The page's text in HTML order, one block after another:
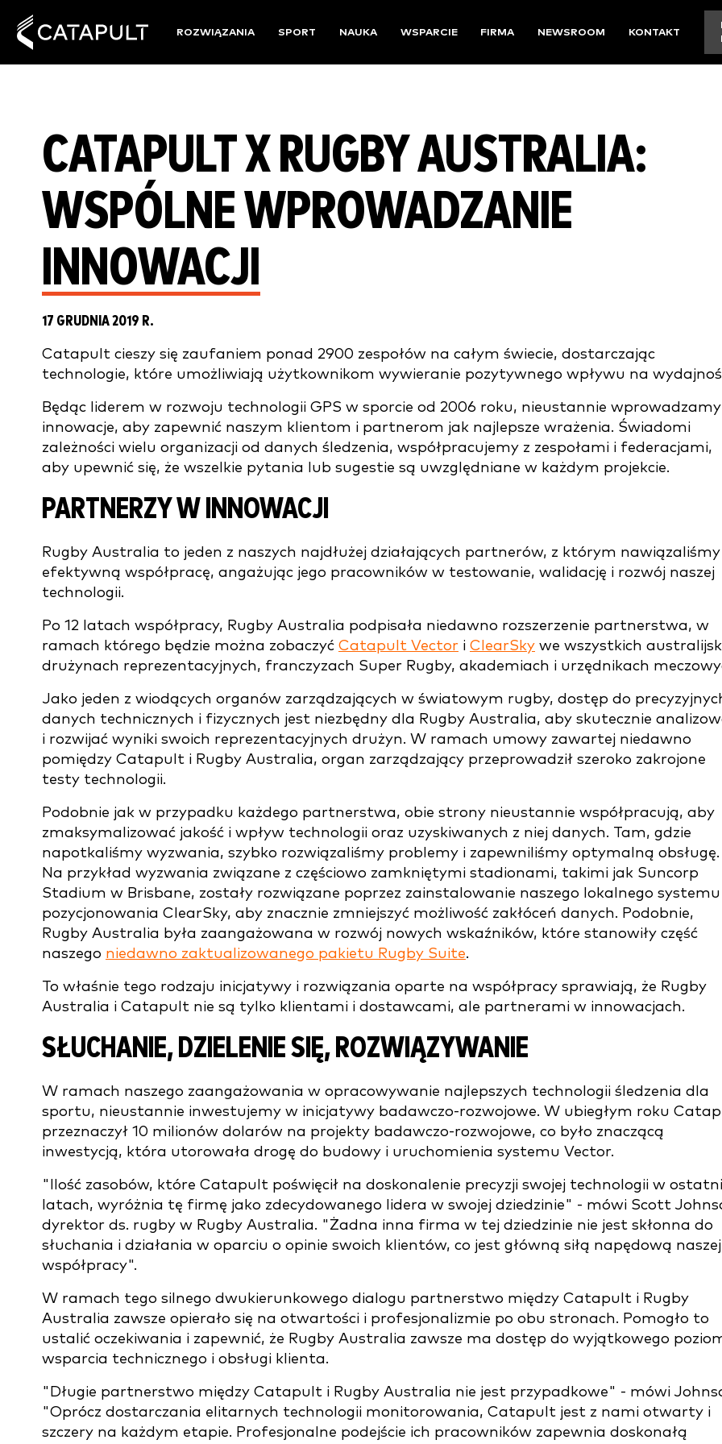
ROZWIĄZANIA SPORT NAUKA WSPARCIE FIRMA NEWSROOM KONTAKT
CATAPULT X RUGBY AUSTRALIA:
WSPÓLNE WPROWADZANIE
INNOWACJI
17 GRUDNIA 2019 R.
Catapult cieszy się zaufaniem ponad 2900 zespołów na całym świecie, dostarczając
technologie, które umożliwiają użytkownikom wywieranie pozytywnego wpływu na
Będąc liderem w rozwoju technologii GPS w sporcie od 2006 roku, nieustannie wprowadzamy
innowacje, aby zapewnić naszym klientom i partnerom jak najlepsze wrażenia. Świadomi
zależności wielu organizacji od danych śledzenia, współpracujemy z zespołami i federacjami,
aby upewnić się, że wszelkie pytania lub sugestie są uwzględniane w każdym projekcie.
PARTNERZY W INNOWACJI
Rugby Australia to jeden z naszych najdłużej działających partnerów, z którym nawiązaliśmy
efektywną współpracę, angażując jego pracowników w testowanie, walidację i rozwój naszej
technologii.
Po 12 latach współpracy, Rugby Australia podpisała niedawno rozszerzenie partnerstwa, w
ramach którego będzie można zobaczyć Catapult Vector i ClearSky we wszystkich
drużynach reprezentacyjnych, franczyzach Super Rugby, akademiach i urzędnikach
Jako jeden z wiodących organów zarządzających w światowym rugby, dostęp do
danych technicznych i fizycznych jest niezbędny dla Rugby Australia, aby skutecznie
i rozwijać wyniki swoich reprezentacyjnych drużyn. W ramach umowy zawartej niedawno
pomiędzy Catapult i Rugby Australia, organ zarządzający przeprowadził szeroko zakrojone
testy technologii.
Podobnie jak w przypadku każdego partnerstwa, obie strony nieustannie współpracują, aby
zmaksymalizować jakość i wpływ technologii oraz uzyskiwanych z niej danych. Tam, gdzie
napotkaliśmy wyzwania, szybko rozwiązaliśmy problemy i zapewniliśmy optymalną obsługę.
Na przykład wyzwania związane z częściowo zamkniętymi stadionami, takimi jak Suncorp
Stadium w Brisbane, zostały rozwiązane poprzez zainstalowanie naszego lokalnego systemu
pozycjonowania ClearSky, aby znacznie zmniejszyć możliwość zakłóceń danych. Podobnie,
Rugby Australia była zaangażowana w rozwój nowych wskaźników, które stanowiły część
naszego niedawno zaktualizowanego pakietu Rugby Suite.
To właśnie tego rodzaju inicjatywy i rozwiązania oparte na współpracy sprawiają, że Rugby
Australia i Catapult nie są tylko klientami i dostawcami, ale partnerami w innowacjach.
SŁUCHANIE, DZIELENIE SIĘ, ROZWIĄZYWANIE
W ramach naszego zaangażowania w opracowywanie najlepszych technologii śledzenia dla
sportu, nieustannie inwestujemy w inicjatywy badawczo-rozwojowe. W ubiegłym roku
przeznaczył 10 milionów dolarów na projekty badawczo-rozwojowe, co było znaczącą
inwestycją, która utorowała drogę do budowy i uruchomienia systemu Vector.
"Ilość zasobów, które Catapult poświęcił na doskonalenie precyzji swojej technologii w
latach, wyróżnia tę firmę jako zdecydowanego lidera w swojej dziedzinie" - mówi Scott
dyrektor ds. rugby w Rugby Australia. "Żadna inna firma w tej dziedzinie nie jest skłonna do
słuchania i działania w oparciu o opinie swoich klientów, co jest główną siłą napędową naszej
współpracy".
W ramach tego silnego dwukierunkowego dialogu partnerstwo między Catapult i Rugby
Australia zawsze opierało się na otwartości i profesjonalizmie po obu stronach. Pomogło to
ustalić oczekiwania i zapewnić, że Rugby Australia zawsze ma dostęp do wyjątkowego
wsparcia technicznego i obsługi klienta.
"Długie partnerstwo między Catapult i Rugby Australia nie jest przypadkowe" - mówi
"Oprócz dostarczania elitarnych technologii monitorowania, Catapult jest z nami otwarty i
szczery na każdym etapie. Profesjonalne podejście ich pracowników zapewnia doskonałą